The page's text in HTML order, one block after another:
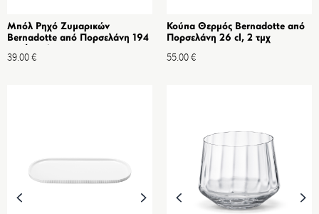
Μπόλ Ρηχό Ζυμαρικών
Bernadotte από Πορσελάνη 194
39.00€
Κούπα Θερμός Bernadotte από
Πορσελάνη 26 cl, 2 τμχ
55.00€